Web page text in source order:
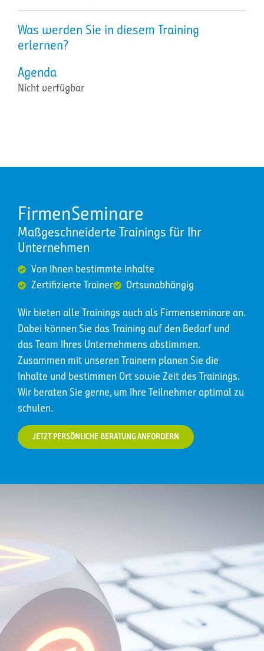
Was werden Sie in diesem Training
erlernen?
Agenda
Nicht verfügbar
FirmenSeminare
Maßgeschneiderte Trainings für Ihr
Unternehmen
Von Ihnen bestimmte Inhalte
Zertifizierte Trainer
Ortsunabhängig
Wir bieten alle Trainings auch als Firmenseminare an.
Dabei können Sie das Training auf den Bedarf und
das Team Ihres Unternehmens abstimmen.
Zusammen mit unseren Trainern planen Sie die
Inhalte und bestimmen Ort sowie Zeit des Trainings.
Wir beraten Sie gerne, um Ihre Teilnehmer optimal zu
schulen.
JETZT PERSÖNLICHE BERATUNG ANFORDERN